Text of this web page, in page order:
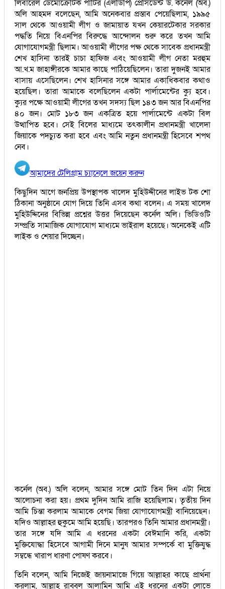
লিবারেল ডেমোক্রেটিক পার্টির (এলডিপি) প্রেসিডেন্ট ড. কর্নেল (অব.)
অলি আহমদ বলেছেন, আমি অনেকবার প্রস্তাব পেয়েছিলাম, ১৯৯৫
সাল থেকে আওয়ামী লীগ ও জামায়াত যখন কেয়ারটেকার সরকার
পদ্ধতি নিয়ে বিএনপির বিরুদ্ধে আন্দোলন শুরু করে তখন আমি
যোগাযোগমন্ত্রী ছিলাম। আওয়ামী লীগের পক্ষ থেকে সাবেক প্রধানমন্ত্রী
শেখ হাসিনা তারই চাচা হাফিজ এবং আওয়ামী লীগ নেতা মরহুম
আ.খ.ম জাহাঙ্গীরকে আমার কাছে পাঠিয়েছিলেন। তারা দুজনই আমার
বাসায় এসেছিলেন। শেখ হাসিনার সঙ্গে আমার একাধিকবার কথাও
হয়েছিল। তারা আমাকে বলেছিলেন একটা পার্লামেন্টের ক্যু হবে।
ক্যুর পক্ষে আওয়ামী লীগের তখন সদস্য ছিল ১৪৩ জন আর বিএনপির
৪০ জন। মোট ১৮৩ জন একত্রিত হয়ে পার্লামেন্টে একটা বিল
উত্থাপিত হবে। সেই বিলের মাধ্যমে তৎকালীন প্রধানমন্ত্রী খালেদা
জিয়াকে পদচ্যুত করা হবে এবং আমি নতুন প্রধানমন্ত্রী হিসেবে শপথ
নেব।
আমাদের টেলিগ্রাম চ্যানেলে জয়েন করুন
কিছুদিন আগে জনপ্রিয় উপস্থাপক খালেদ মুহিউদ্দীনের লাইভ টক শো
ঠিকানা অনুষ্ঠানে যোগ দিয়ে তিনি এসব কথা বলেন। এ সময় খালেদ
মুহিউদ্দিনের বিভিন্ন প্রশ্নের উত্তর দিয়েছেন কর্নেল অলি। ভিডিওটি
সম্প্রতি সামাজিক যোগাযোগ মাধ্যমে ভাইরাল হয়েছে। অনেকেই এটি
লাইক ও শেয়ার দিচ্ছেন।
কর্নেল (অব.) অলি বলেন, আমার সঙ্গে মোট তিন দিন এটা নিয়ে
আলোচনা করা হয়। প্রথম দুদিন আমি রাজি হয়েছিলাম। তৃতীয় দিন
আমি চিন্তা করলাম আমাকে বেগম জিয়া যোগাযোগমন্ত্রী বানিয়েছেন।
যদিও আল্লাহর হুকুমে আমি হয়েছি। তারপরও তিনি আমার প্রধানমন্ত্রী।
তার সঙ্গে যদি আমি এ ধরনের একটা বেঈমানি করি, একটা
মুক্তিযোদ্ধা হিসেবে আগামী দিনে মানুষ আমার সম্পর্কে বা মুক্তিযুদ্ধ
সম্বন্ধে খারাপ ধারণা পোষণ করবে।
তিনি বলেন, আমি নিজেই জায়নামাজে গিয়ে আল্লাহর কাছে প্রার্থনা
করলাম, আল্লাহ রাব্বুল আলামিন আমি এই ধরনের একটা লোভে